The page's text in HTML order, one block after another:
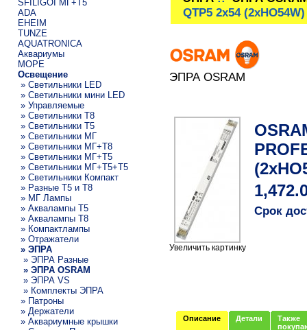
SFILIGOI МГ+Т5
ADA
EHEIM
TUNZE
AQUATRONICA
Аквариумы
МОРЕ
Освещение
» Светильники LED
» Светильники мини LED
» Управляемые
» Светильники T8
» Светильники T5
» Светильники МГ
» Светильники МГ+T8
» Светильники МГ+T5
» Светильники МГ+T5+T5
» Светильники Компакт
» Разные T5 и T8
» МГ Лампы
» Аквалампы T5
» Аквалампы T8
» Компактлампы
» Отражатели
» ЭПРА
» ЭПРА Разные
» ЭПРА OSRAM
» ЭПРА VS
» Комплекты ЭПРА
» Патроны
» Держатели
» Аквариумные крышки
QTP5 2x54
ЭПРА OSRAM
Увеличить картинку
Срок
Описание Детали
Также